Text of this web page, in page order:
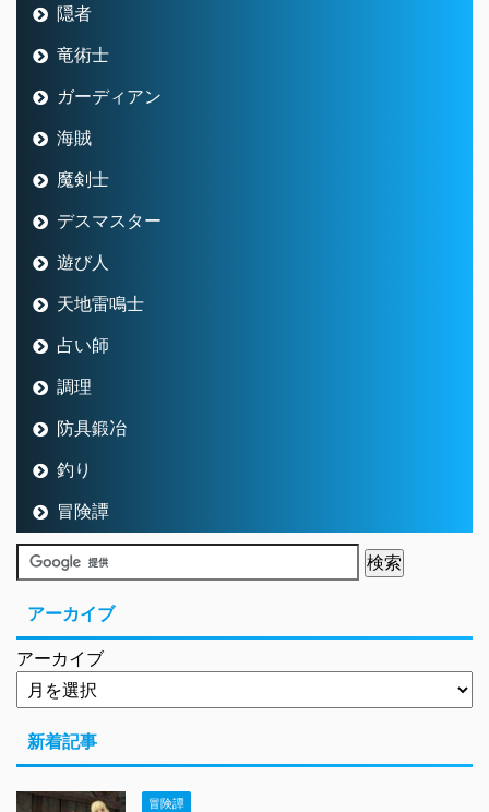
隠者
竜術士
ガーディアン
海賊
魔剣士
デスマスター
遊び人
天地雷鳴士
占い師
調理
防具鍛冶
釣り
冒険譚
アーカイブ
アーカイブ
新着記事
冒険譚